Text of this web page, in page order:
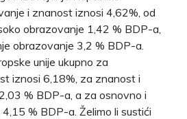
i znanost iznosi 4,62%, od
obrazovanje 1,42 % BDP-a,
obrazovanje 3,2 % BDP-a.
unije ukupno za
iznosi 6,18%, za znanost i
% BDP-a, a za osnovno i
% BDP-a. Želimo li sustići